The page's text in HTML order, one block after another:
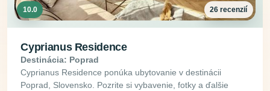
10.0 26 recenzií
Cyprianus Residence
Destinácia: Poprad
Cyprianus Residence ponúka ubytovanie v destinácii
Poprad, Slovensko. Pozrite si vybavenie, fotky a ďalšie